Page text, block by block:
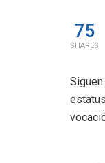
75
SHARES